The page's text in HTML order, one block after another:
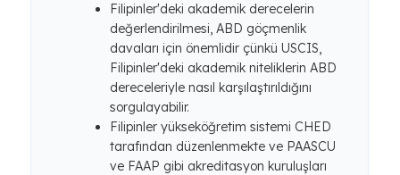
Filipinler'deki akademik derecelerin
değerlendirilmesi, ABD göçmenlik
davaları için önemlidir çünkü USCIS,
Filipinler'deki akademik niteliklerin ABD
dereceleriyle nasıl karşılaştırıldığını
sorgulayabilir.
Filipinler yükseköğretim sistemi CHED
tarafından düzenlenmekte ve PAASCU
ve FAAP gibi akreditasyon kuruluşları